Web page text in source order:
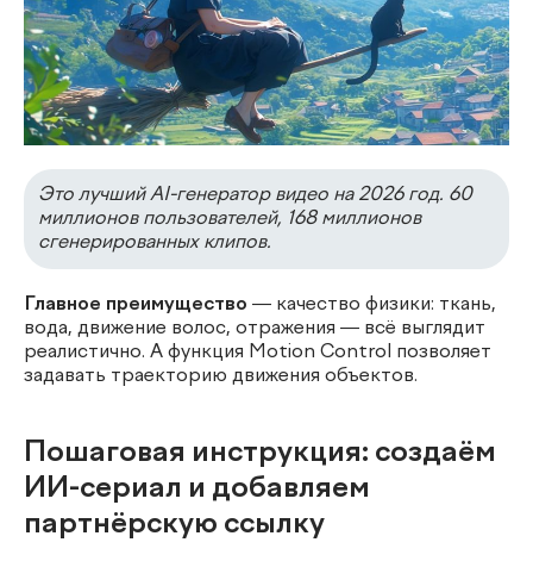
Это лучший AI-генератор видео на 2026 год. 60
миллионов пользователей, 168 миллионов
сгенерированных клипов.
Главное преимущество — качество физики: ткань,
вода, движение волос, отражения — всё выглядит
реалистично. А функция Motion Control позволяет
задавать траекторию движения объектов.
Пошаговая инструкция: создаём
ИИ-сериал и добавляем
партнёрскую ссылку